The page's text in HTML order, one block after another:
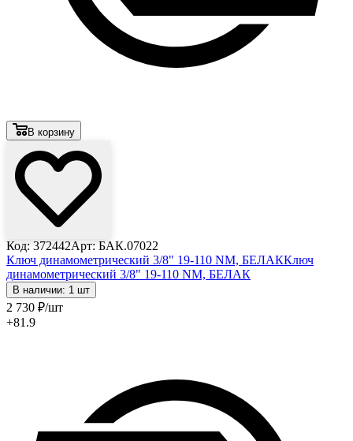
В корзину
Код: 372442Арт: БАК.07022
Ключ динамометрический 3/8" 19-110 NM, БЕЛАККлюч
динамометрический 3/8" 19-110 NM, БЕЛАК
В наличии: 1 шт
2 730 ₽/шт
+81.9